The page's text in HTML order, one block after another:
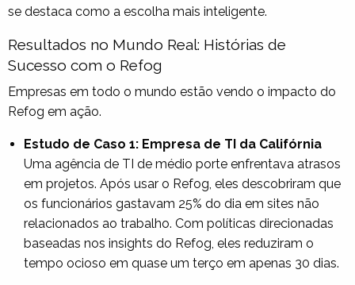
se destaca como a escolha mais inteligente.
Resultados no Mundo Real: Histórias de
Sucesso com o Refog
Empresas em todo o mundo estão vendo o impacto do
Refog em ação.
Estudo de Caso 1: Empresa de TI da Califórnia
Uma agência de TI de médio porte enfrentava atrasos
em projetos. Após usar o Refog, eles descobriram que
os funcionários gastavam 25% do dia em sites não
relacionados ao trabalho. Com políticas direcionadas
baseadas nos insights do Refog, eles reduziram o
tempo ocioso em quase um terço em apenas 30 dias.